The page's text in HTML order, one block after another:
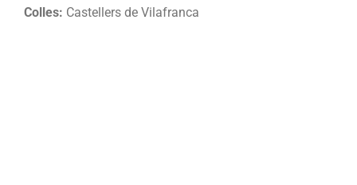
Colles: Castellers de Vilafranca